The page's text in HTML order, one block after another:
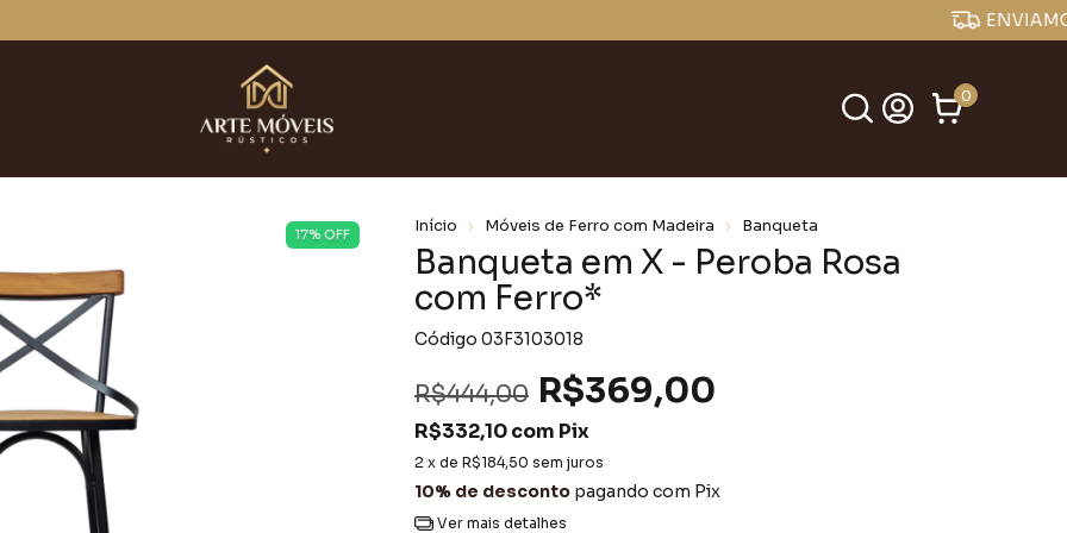
0
17% OFF Início Móveis de Ferro com Madeira Banqueta
Banqueta em X - Peroba Rosa
com Ferro*
Código 03F3103018
R$444,00 R$369,00
R$332,10com Pix
2 x de R$184,50 sem juros
10% de desconto pagando com Pix
Ver mais detalhes